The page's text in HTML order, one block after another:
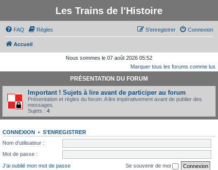
Les Trains de l'Histoire
FAQ Règles Connexion
S’enregistrer
Accueil
Nous sommes le 07 août 2026 05:52
Marquer tous les forums comme lus
PRÉSENTATION DU FORUM
Important ! Sujets à lire avant de participer au forum
Présentation et règles du forum. A lire impérativement avant de publier des
messages.
Sujets : 4
CONNEXION • S’ENREGISTRER
Nom d’utilisateur :
Mot de passe :
J’ai oublié mon mot de passe
Se souvenir de moi